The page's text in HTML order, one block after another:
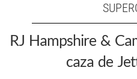
RJ Hampshire &
caza de